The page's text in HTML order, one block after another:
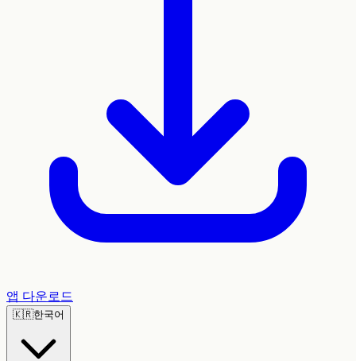
앱 다운로드
🇰🇷한국어